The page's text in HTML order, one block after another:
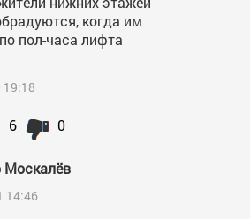
когда им
пол-часа лифта
19:18
0
6
14:46